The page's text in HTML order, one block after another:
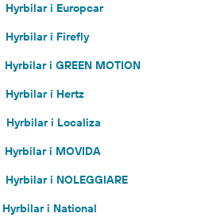
Hyrbilar i Europcar
Hyrbilar i Firefly
Hyrbilar i GREEN MOTION
Hyrbilar i Hertz
Hyrbilar i Localiza
Hyrbilar i MOVIDA
Hyrbilar i NOLEGGIARE
Hyrbilar i National